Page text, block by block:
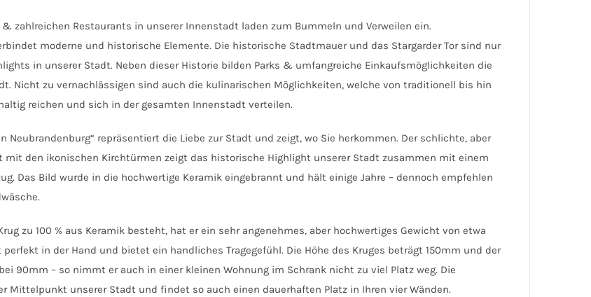
& zahlreichen Restaurants in unserer Innenstadt laden zum Bummeln und Verweilen ein.
moderne und historische Elemente. Die historische Stadtmauer und das Stargarder Tor sind nur
in unserer Stadt. Neben dieser Historie bilden Parks & umfangreiche Einkaufsmöglichkeiten die
Nicht zu vernachlässigen sind auch die kulinarischen Möglichkeiten, welche von traditionell bis hin
reichen und sich in der gesamten Innenstadt verteilen.
Neubrandenburg“ repräsentiert die Liebe zur Stadt und zeigt, wo Sie herkommen. Der schlichte, aber
mit den ikonischen Kirchtürmen zeigt das historische Highlight unserer Stadt zusammen mit einem
Das Bild wurde in die hochwertige Keramik eingebrannt und hält einige Jahre – dennoch empfehlen
zu 100 % aus Keramik besteht, hat er ein sehr angenehmes, aber hochwertiges Gewicht von etwa
perfekt in der Hand und bietet ein handliches Tragegefühl. Die Höhe des Kruges beträgt 150mm und der
90mm – so nimmt er auch in einer kleinen Wohnung im Schrank nicht zu viel Platz weg. Die
Mittelpunkt unserer Stadt und findet so auch einen dauerhaften Platz in Ihren vier Wänden.